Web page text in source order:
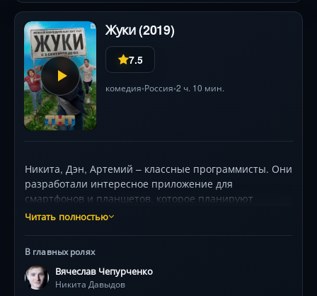
Жуки (2019)
7.5
комедия•Россия•2 ч. 10 мин.
Никита, Дэн, Артемий – классные программисты. Они
разработали интересное приложение для
смартфонов и планшетов, которое планируют
выгодно продать в ближайшее время. Но в
Ребята выбирают альтернативную службу в деревне
Жуки где решают дорабатывать свой проект до
совершенства.
Читать полностью
В главных ролях
Вячеслав Чепурченко
Никита Давыдов